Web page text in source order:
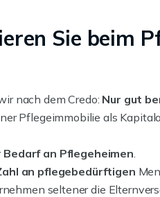
Sie beim
nach dem Credo: Nur gut
Pflegeimmobilie als
Bedarf an Pflegeheimen.
an pflegebedürftigen
seltener die